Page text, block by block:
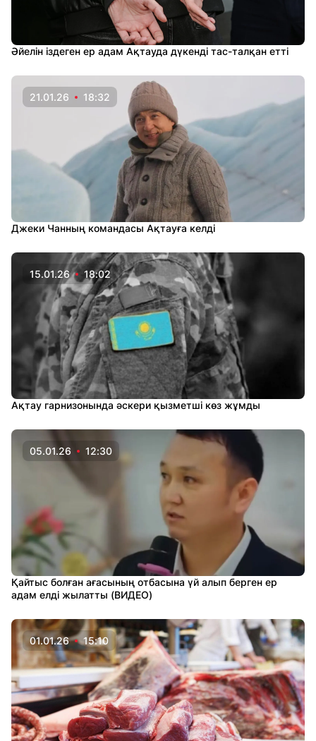
Әйелін іздеген ер адам Ақтауда дүкенді тас-талқан етті
21.01.26 18:32
Джеки Чанның командасы Ақтауға келді
15.01.26 18:02
Ақтау гарнизонында әскери қызметші көз жұмды
05.01.26 12:30
Қайтыс болған ағасының отбасына үй алып берген ер
адам елді жылатты (ВИДЕО)
01.01.26 15:10